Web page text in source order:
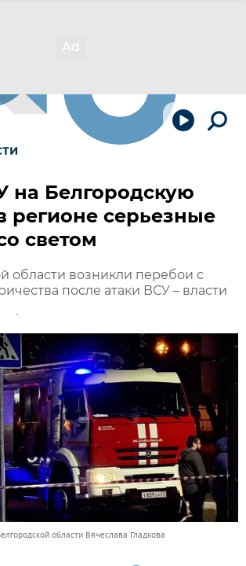
на Белгородскую
регионе серьезные
светом
области возникли перебои с
после атаки ВСУ – власти
области Вячеслава Гладкова